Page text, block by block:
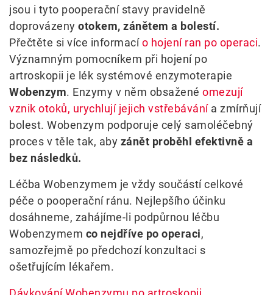
jsou i tyto pooperační stavy pravidelně
doprovázeny otokem, zánětem a bolestí.
Přečtěte si více informacío hojení ran po operaci.
Významným pomocníkem při hojení po
artroskopii je lék systémové enzymoterapie
Wobenzym. Enzymy v něm obsažené omezují
vznik otoků, urychlují jejich vstřebávánía zmírňují
bolest. Wobenzym podporuje celý samoléčebný
proces v těle tak, aby zánět proběhl efektivně a
bez následků.
Léčba Wobenzymem je vždy součástí celkové
péče o pooperační ránu. Nejlepšího účinku
dosáhneme, zahájíme-li podpůrnou léčbu
Wobenzymem co nejdříve po operaci,
samozřejmě po předchozí konzultaci s
ošetřujícím lékařem.